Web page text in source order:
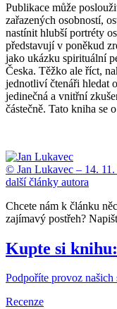
Publikace může
zařazených osobností,
nastínit hlubší portréty
představují v poněkud
jako ukázku spirituální
Česka. Těžko ale říct,
jednotliví čtenáři hledat
jedinečná a vnitřní
částečně. Tato kniha se
© Jan Lukavec – 14. 11.
další články autora
Chcete nám k článku
zajímavý postřeh?
Kupte si knihu:
Podpoříte provoz našich
Recenze